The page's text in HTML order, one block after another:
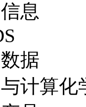
息
据
计算化